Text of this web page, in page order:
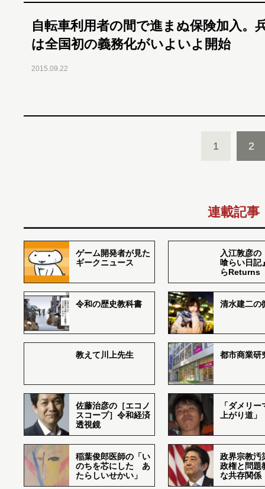
自転車利用者の間で進まぬ保険加入。
は全国初の義務化がいよいよ開始
2015.09.22
1 2
連載記事
ゲーム開発者が見た
ギークニュース
入江敦彦の
喰らい日記
らReturns
令和の歴史教科書 清水建二の
教えて川上先生 都市商業研
佐藤治彦の［エコノ
スコープ］令和経済
透視鏡
「ダメリ
上がり道」
稲葉俊郎医師の「い
のちを芯にした あ
たらしいせかい」
政界宗教汚
政権と問題
な共存関係